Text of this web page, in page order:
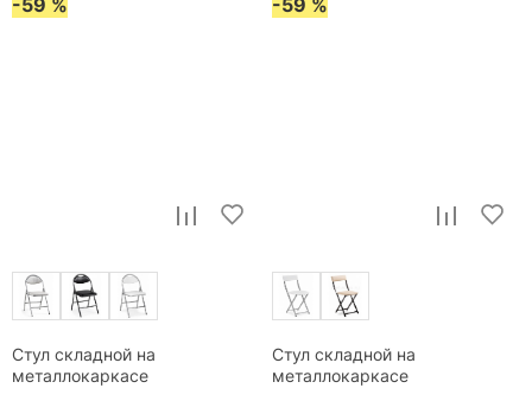
-59 %
Стул складной на
металлокаркасе
-59 %
Стул складной на
металлокаркасе